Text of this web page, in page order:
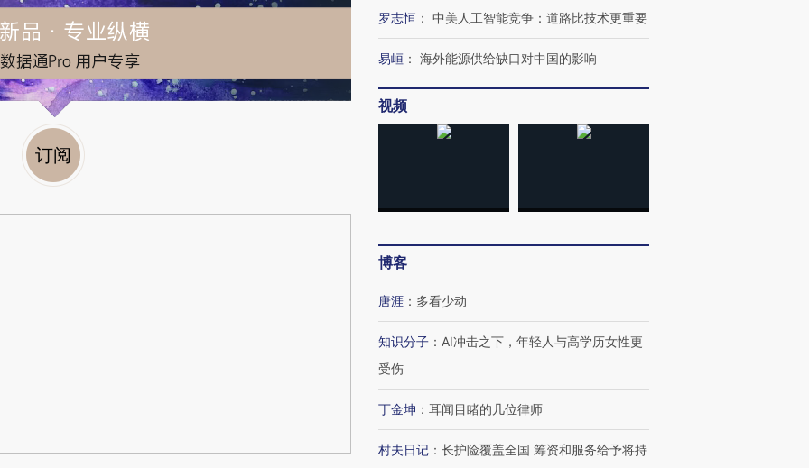
订阅
罗志恒 ： 中美人工智能竞争：道路比技术更重要
易峘 ： 海外能源供给缺口对中国的影响
视频
博客
唐涯 ： 多看少动
知识分子 ： AI冲击之下，年轻人与高学历女性更
受伤
丁金坤 ： 耳闻目睹的几位律师
村夫日记 ： 长护险覆盖全国 筹资和服务给予将持